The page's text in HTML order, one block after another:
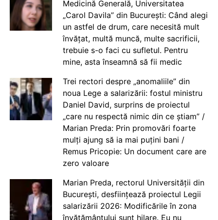
Medicină Generală, Universitatea
„Carol Davila” din București: Când alegi
un astfel de drum, care necesită mult
învățat, multă muncă, multe sacrificii,
trebuie s-o faci cu sufletul. Pentru
mine, asta înseamnă să fii medic
Trei rectori despre „anomaliile” din
noua Lege a salarizării: fostul ministru
Daniel David, surprins de proiectul
„care nu respectă nimic din ce știam” /
Marian Preda: Prin promovări foarte
mulți ajung să ia mai puțini bani /
Remus Pricopie: Un document care are
zero valoare
Marian Preda, rectorul Universității din
București, desființează proiectul Legii
salarizării 2026: Modificările în zona
învățământului sunt hilare. Eu nu